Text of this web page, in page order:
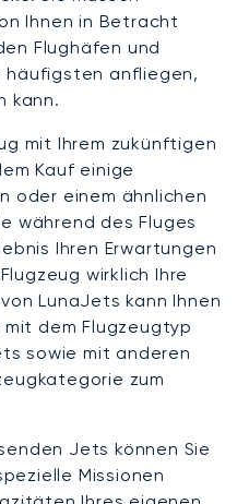
Ihnen in Betracht
Flughäfen und
häufigsten anfliegen,
kann.
mit Ihrem zukünftigen
Kauf einige
oder einem ähnlichen
während des Fluges
Ihren Erwartungen
wirklich Ihre
LunaJets kann Ihnen
dem Flugzeugtyp
sowie mit anderen
zum
Jets können Sie
Missionen